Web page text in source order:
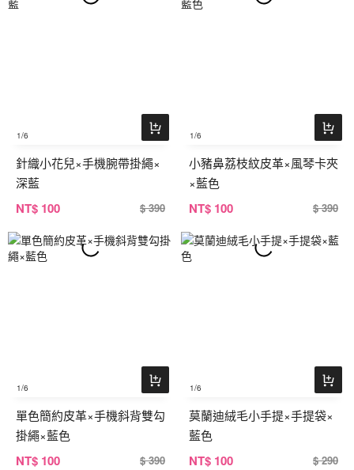
1/6
針織小花兒×手機腕帶掛繩×
深藍
NT$ 100 $ 390
1/6
小豬鼻荔枝紋皮革×風琴卡夾
×藍色
NT$ 100 $ 390
1/6
單色簡約皮革×手機斜背雙勾
掛繩×藍色
NT$ 100 $ 390
1/6
莫蘭迪絨毛小手提×手提袋×
藍色
NT$ 100 $ 290